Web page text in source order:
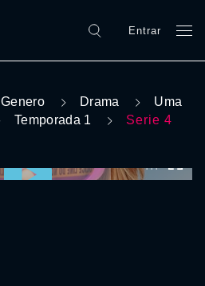
Entrar
Genero Drama
Uma
Temporada 1 Serie 4